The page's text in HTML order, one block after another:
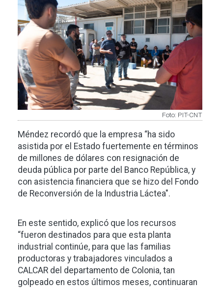
Foto: PIT-CNT
Méndez recordó que la empresa “ha sido
asistida por el Estado fuertemente en términos
de millones de dólares con resignación de
deuda pública por parte del Banco República, y
con asistencia financiera que se hizo del Fondo
de Reconversión de la Industria Láctea".
En este sentido, explicó que los recursos
“fueron destinados para que esta planta
industrial continúe, para que las familias
productoras y trabajadores vinculados a
CALCAR del departamento de Colonia, tan
golpeado en estos últimos meses, continuaran